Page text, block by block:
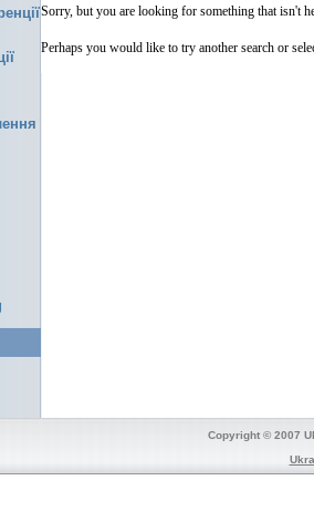
Sorry, but you are looking for something that isn't
Perhaps you would like to try another search or
Copyright © 2007